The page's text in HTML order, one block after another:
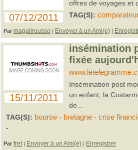
07/12/2011
offres de voyages et
TAG(S):
Par magalirousso | Envoyer à un Ami(e) |
15/11/2011
insémination
fixée
Insémination post
un enfant, la
de...
TAG(S): bourse - bretagne - crise
-
Par fret | Envoyer à un Ami(e) | Enregistrer